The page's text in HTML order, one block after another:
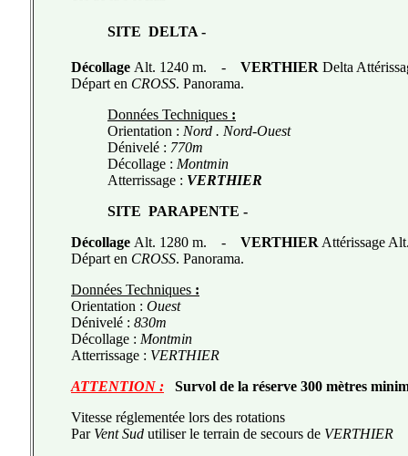
SITE DELTA -
Décollage Alt. 1240 m. - VERTHIER Delta
Départ en CROSS. Panorama.
Données Techniques :
Orientation : Nord . Nord-Ouest
Dénivelé : 770m
Décollage : Montmin
Atterrissage : VERTHIER
SITE PARAPENTE -
Décollage Alt. 1280 m. - VERTHIER Attérissage
Départ en CROSS. Panorama.
Données Techniques :
Orientation : Ouest
Dénivelé : 830m
Décollage : Montmin
Atterrissage : VERTHIER
ATTENTION :
Survol de la réserve 300 mètres
Vitesse réglementée lors des rotations
Par Vent Sud utiliser le terrain de secours de VERTHIER